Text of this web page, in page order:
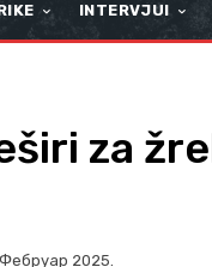
INTERVJUI
za
Фебруар 2025.